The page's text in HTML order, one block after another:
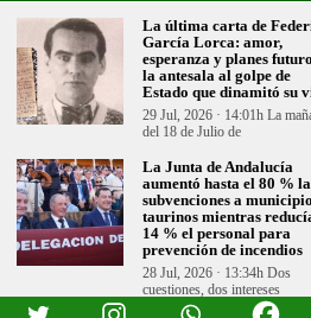
Aviso legal
Politica de privacidad
Politica de condiciones
© 2023 - ESPACIO ANDALUZ - All Rights
PEAK
La última carta de
García Lorca: amor,
esperanza y planes
la antesala al golpe de
Estado que dinamitó su
29 Jul, 2026 · 14:01h La
del 18 de Julio de
La Junta de Andalucía
aumentó hasta el 80 %
subvenciones a
taurinos mientras
14 % el personal para
prevención de incendios
28 Jul, 2026 · 13:34h Dos
cuestiones, dos intereses
completamente adversos, una